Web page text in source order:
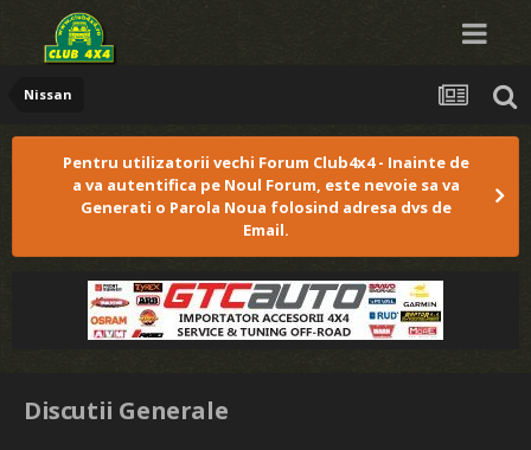
Nissan
Pentru utilizatorii vechi Forum Club4x4 - Inainte de
a va autentifica pe Noul Forum, este nevoie sa va
Generati o Parola Noua folosind adresa dvs de
Email.
Discutii Generale